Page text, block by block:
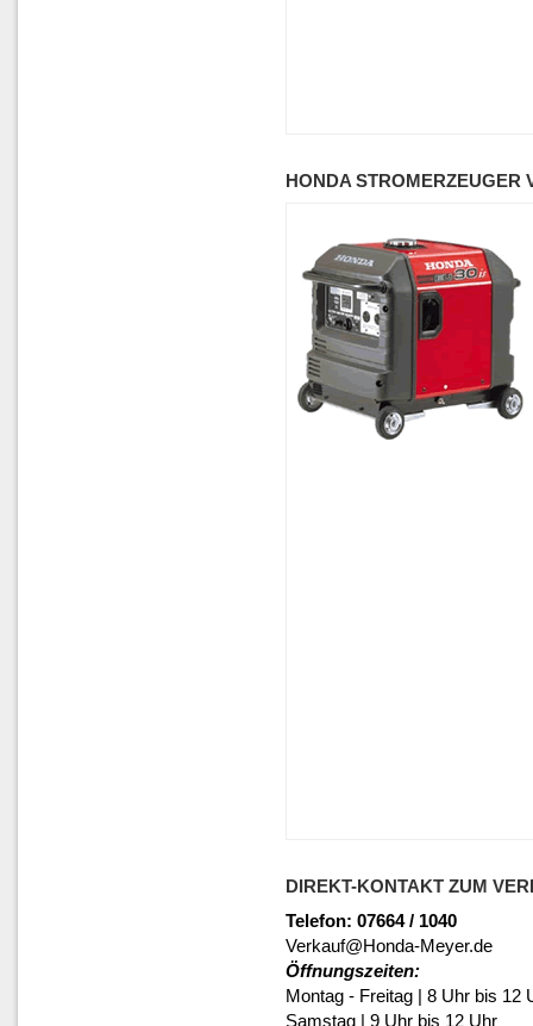
HONDA STROMERZEUGER
DIREKT-KONTAKT ZUM
Telefon: 07664 / 1040
Verkauf@Honda-Meyer.de
Öffnungszeiten:
Montag - Freitag | 8 Uhr bis 12
Samstag | 9 Uhr bis 12 Uhr